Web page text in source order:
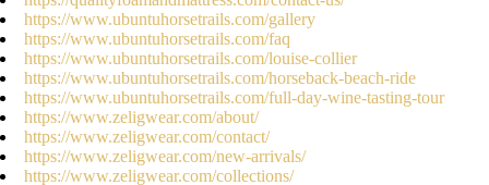
https://www.ubuntuhorsetrails.com/gallery
https://www.ubuntuhorsetrails.com/faq
https://www.ubuntuhorsetrails.com/louise-collier
https://www.ubuntuhorsetrails.com/horseback-beach-ride
https://www.ubuntuhorsetrails.com/full-day-wine-tasting-tour
https://www.zeligwear.com/about/
https://www.zeligwear.com/contact/
https://www.zeligwear.com/new-arrivals/
https://www.zeligwear.com/collections/